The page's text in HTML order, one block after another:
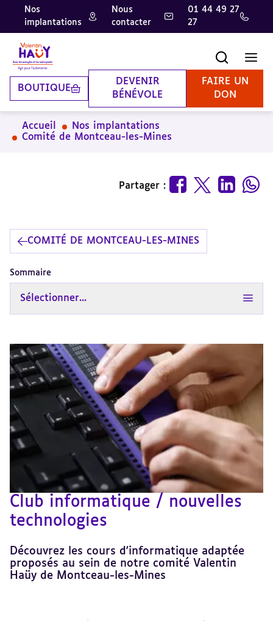
Aller
contenu
principal
Aller
pied
de
page
Aller
la
recherche
Nos
implantations
Nous
contacter
01 44 49 27
27
BOUTIQUE
DEVENIR
BÉNÉVOLE
FAIRE UN
DON
Accueil
Nos implantations
Comité de Montceau-les-Mines
Partager :
COMITÉ DE MONTCEAU-LES-MINES
Sommaire
Sélectionner...
Club informatique / nouvelles
technologies
Découvrez les cours d'informatique adaptée
proposés au sein de notre comité Valentin
Haüy de Montceau-les-Mines